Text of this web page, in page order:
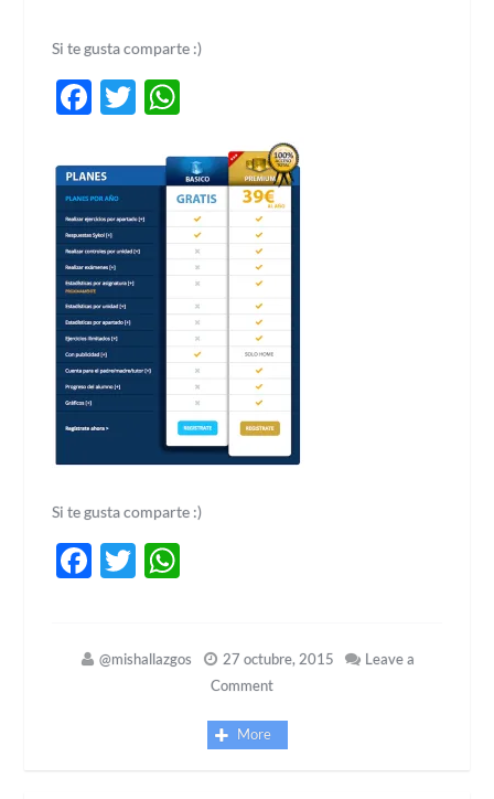
Si te gusta comparte :)
Facebook
Twitter
Si te gusta comparte :)
Facebook
Twitter
@mishallazgos 27 octubre, 2015
Leave a
Comment
More